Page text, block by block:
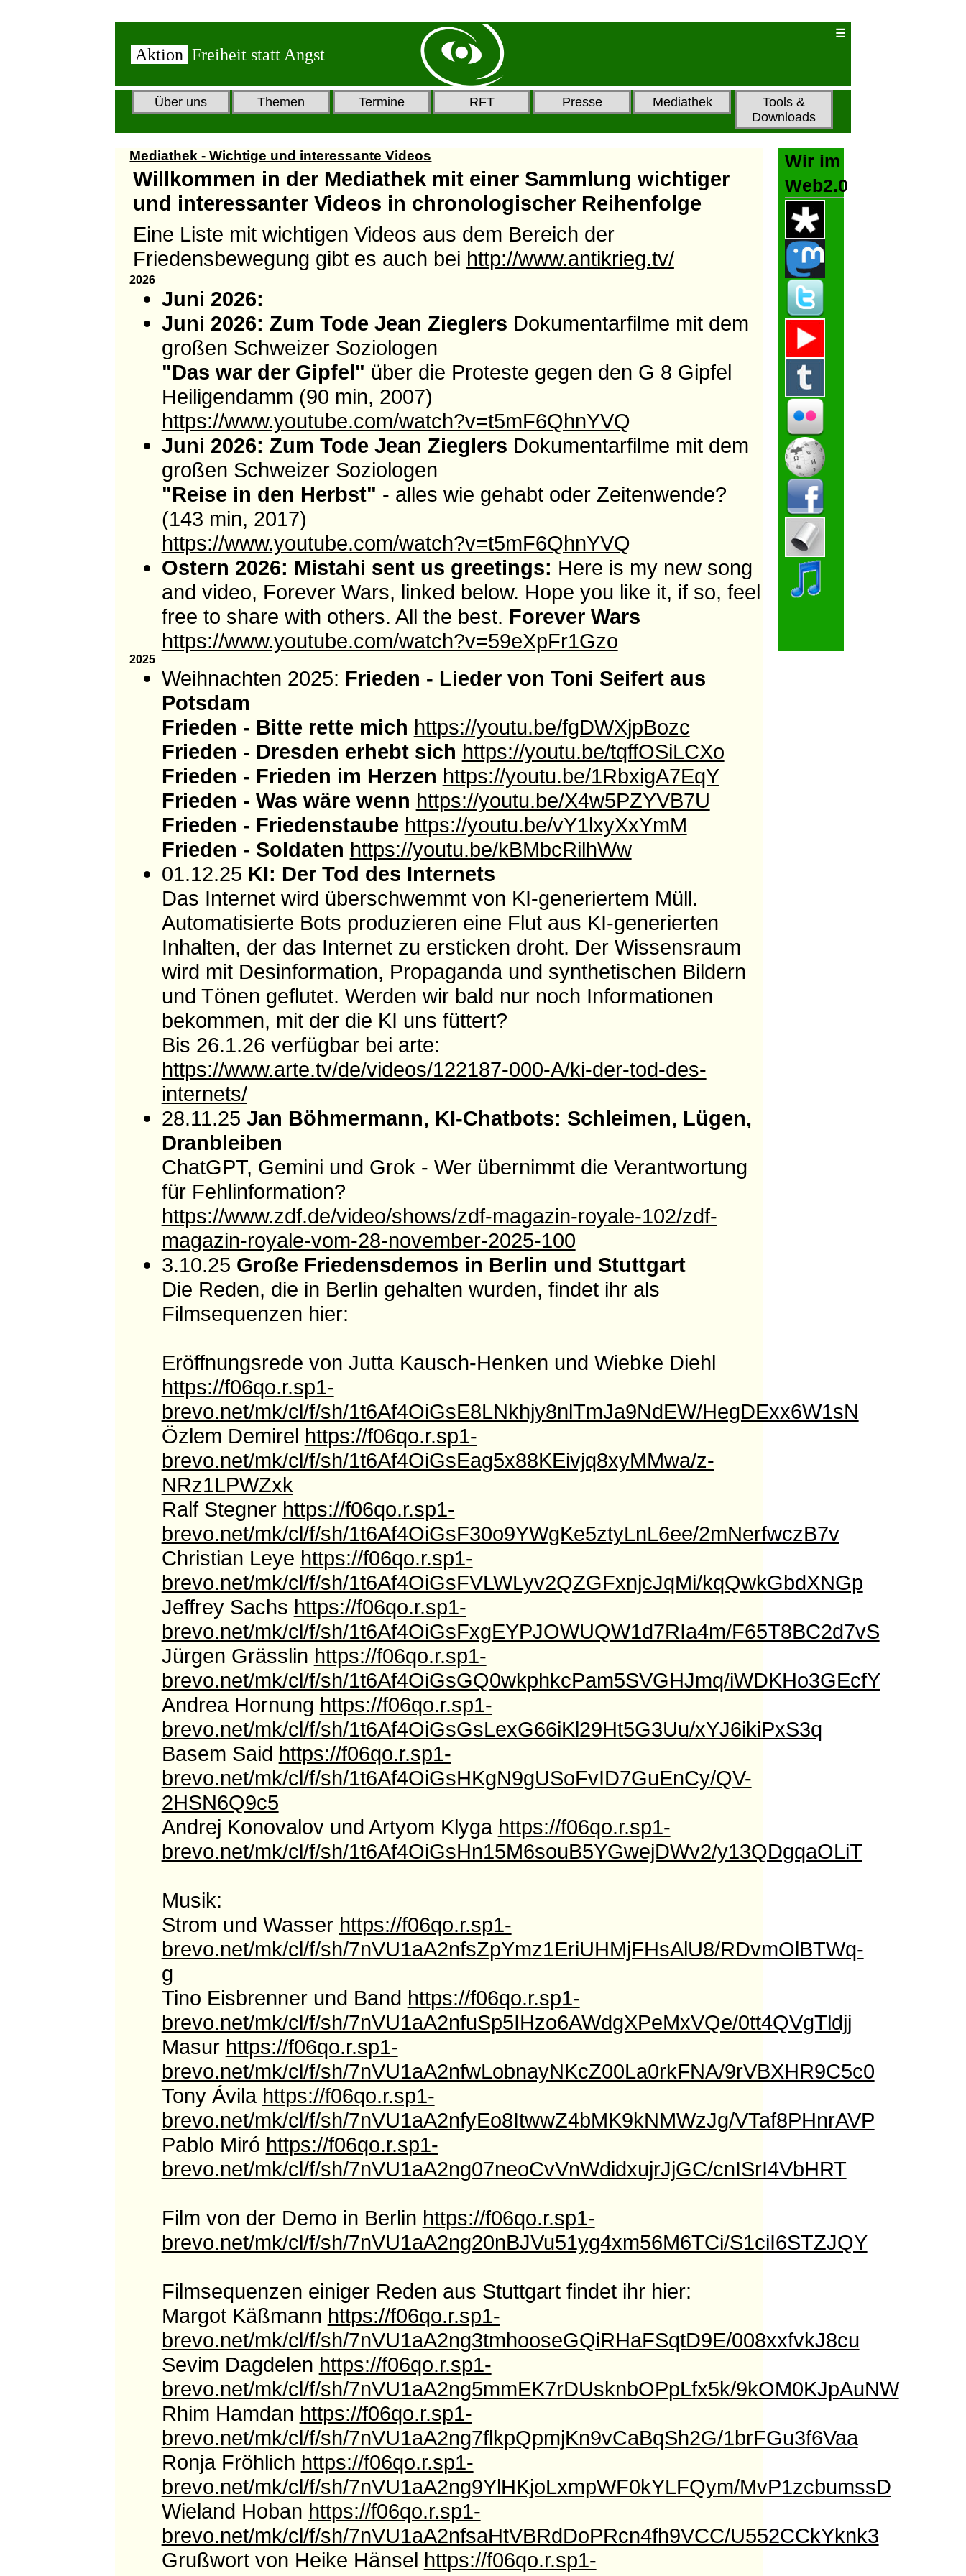
Aktion Freiheit statt Angst
Über uns Themen Termine RFT Presse Mediathek
Tools &
Downloads
Mediathek - Wichtige und interessante Videos
Willkommen in der Mediathek mit einer Sammlung wichtiger
und interessanter Videos in chronologischer Reihenfolge
Eine Liste mit wichtigen Videos aus dem Bereich der
Friedensbewegung gibt es auch bei http://www.antikrieg.tv/
2026
Juni 2026:
Juni 2026: Zum Tode Jean Zieglers Dokumentarfilme mit dem
großen Schweizer Soziologen
"Das war der Gipfel" über die Proteste gegen den G 8 Gipfel
Heiligendamm (90 min, 2007)
https://www.youtube.com/watch?v=t5mF6QhnYVQ
Juni 2026: Zum Tode Jean Zieglers Dokumentarfilme mit dem
großen Schweizer Soziologen
"Reise in den Herbst" - alles wie gehabt oder Zeitenwende?
(143 min, 2017)
https://www.youtube.com/watch?v=t5mF6QhnYVQ
Ostern 2026: Mistahi sent us greetings: Here is my new song
and video, Forever Wars, linked below. Hope you like it, if so, feel
free to share with others. All the best. Forever Wars
https://www.youtube.com/watch?v=59eXpFr1Gzo
2025
Weihnachten 2025: Frieden - Lieder von Toni Seifert aus
Potsdam
Frieden - Bitte rette mich https://youtu.be/fgDWXjpBozc
Frieden - Dresden erhebt sich https://youtu.be/tqffOSiLCXo
Frieden - Frieden im Herzen https://youtu.be/1RbxigA7EqY
Frieden - Was wäre wenn https://youtu.be/X4w5PZYVB7U
Frieden - Friedenstaube https://youtu.be/vY1lxyXxYmM
Frieden - Soldaten https://youtu.be/kBMbcRilhWw
01.12.25 KI: Der Tod des Internets
Das Internet wird überschwemmt von KI-generiertem Müll.
Automatisierte Bots produzieren eine Flut aus KI-generierten
Inhalten, der das Internet zu ersticken droht. Der Wissensraum
wird mit Desinformation, Propaganda und synthetischen Bildern
und Tönen geflutet. Werden wir bald nur noch Informationen
bekommen, mit der die KI uns füttert?
Bis 26.1.26 verfügbar bei arte:
https://www.arte.tv/de/videos/122187-000-A/ki-der-tod-des-
internets/
28.11.25 Jan Böhmermann, KI-Chatbots: Schleimen, Lügen,
Dranbleiben
ChatGPT, Gemini und Grok - Wer übernimmt die Verantwortung
für Fehlinformation?
https://www.zdf.de/video/shows/zdf-magazin-royale-102/zdf-
magazin-royale-vom-28-november-2025-100
3.10.25 Große Friedensdemos in Berlin und Stuttgart
Die Reden, die in Berlin gehalten wurden, findet ihr als
Filmsequenzen hier:
Eröffnungsrede von Jutta Kausch-Henken und Wiebke Diehl
https://f06qo.r.sp1-
brevo.net/mk/cl/f/sh/1t6Af4OiGsE8LNkhjy8nlTmJa9NdEW/HegDExx6W1sN
Özlem Demirel https://f06qo.r.sp1-
brevo.net/mk/cl/f/sh/1t6Af4OiGsEag5x88KEivjq8xyMMwa/z-
NRz1LPWZxk
Ralf Stegner https://f06qo.r.sp1-
brevo.net/mk/cl/f/sh/1t6Af4OiGsF30o9YWgKe5ztyLnL6ee/2mNerfwczB7v
Christian Leye https://f06qo.r.sp1-
brevo.net/mk/cl/f/sh/1t6Af4OiGsFVLWLyv2QZGFxnjcJqMi/kqQwkGbdXNGp
Jeffrey Sachs https://f06qo.r.sp1-
brevo.net/mk/cl/f/sh/1t6Af4OiGsFxgEYPJOWUQW1d7RIa4m/F65T8BC2d7vS
Jürgen Grässlin https://f06qo.r.sp1-
brevo.net/mk/cl/f/sh/1t6Af4OiGsGQ0wkphkcPam5SVGHJmq/iWDKHo3GEcfY
Andrea Hornung https://f06qo.r.sp1-
brevo.net/mk/cl/f/sh/1t6Af4OiGsGsLexG66iKl29Ht5G3Uu/xYJ6ikiPxS3q
Basem Said https://f06qo.r.sp1-
brevo.net/mk/cl/f/sh/1t6Af4OiGsHKgN9gUSoFvID7GuEnCy/QV-
2HSN6Q9c5
Andrej Konovalov und Artyom Klyga https://f06qo.r.sp1-
brevo.net/mk/cl/f/sh/1t6Af4OiGsHn15M6souB5YGwejDWv2/y13QDgqaOLiT
Musik:
Strom und Wasser https://f06qo.r.sp1-
brevo.net/mk/cl/f/sh/7nVU1aA2nfsZpYmz1EriUHMjFHsAlU8/RDvmOlBTWq-
g
Tino Eisbrenner und Band https://f06qo.r.sp1-
brevo.net/mk/cl/f/sh/7nVU1aA2nfuSp5IHzo6AWdgXPeMxVQe/0tt4QVgTldjj
Masur https://f06qo.r.sp1-
brevo.net/mk/cl/f/sh/7nVU1aA2nfwLobnayNKcZ00La0rkFNA/9rVBXHR9C5c0
Tony Ávila https://f06qo.r.sp1-
brevo.net/mk/cl/f/sh/7nVU1aA2nfyEo8ItwwZ4bMK9kNMWzJg/VTaf8PHnrAVP
Pablo Miró https://f06qo.r.sp1-
brevo.net/mk/cl/f/sh/7nVU1aA2ng07neoCvVnWdidxujrJjGC/cnISrI4VbHRT
Film von der Demo in Berlin https://f06qo.r.sp1-
brevo.net/mk/cl/f/sh/7nVU1aA2ng20nBJVu51yg4xm56M6TCi/S1ciI6STZJQY
Filmsequenzen einiger Reden aus Stuttgart findet ihr hier:
Margot Käßmann https://f06qo.r.sp1-
brevo.net/mk/cl/f/sh/7nVU1aA2ng3tmhooseGQiRHaFSqtD9E/008xxfvkJ8cu
Sevim Dagdelen https://f06qo.r.sp1-
brevo.net/mk/cl/f/sh/7nVU1aA2ng5mmEK7rDUsknbOPpLfx5k/9kOM0KJpAuNW
Rhim Hamdan https://f06qo.r.sp1-
brevo.net/mk/cl/f/sh/7nVU1aA2ng7flkpQpmjKn9vCaBqSh2G/1brFGu3f6Vaa
Ronja Fröhlich https://f06qo.r.sp1-
brevo.net/mk/cl/f/sh/7nVU1aA2ng9YlHKjoLxmpWF0kYLFQym/MvP1zcbumssD
Wieland Hoban https://f06qo.r.sp1-
brevo.net/mk/cl/f/sh/7nVU1aA2nfsaHtVBRdDoPRcn4fh9VCC/U552CCkYknk3
Grußwort von Heike Hänsel https://f06qo.r.sp1-
Wir im
Web2.0